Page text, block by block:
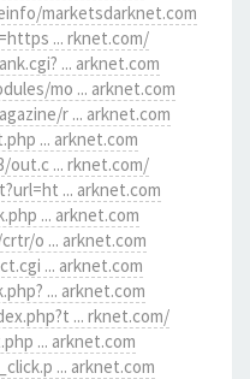
marketsdarknet.com
... rknet.com/
... arknet.com
mo ... arknet.com
r ... arknet.com
... arknet.com
... rknet.com/
... arknet.com
... arknet.com
o ... arknet.com
... arknet.com
... arknet.com
... rknet.com/
... arknet.com
... arknet.com